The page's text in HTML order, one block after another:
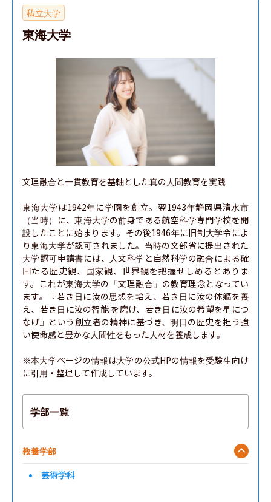
私立大学
東海大学
文理融合と一貫教育を基軸とした真の人間教育を実践
東海大学は1942年に学園を創立。翌1943年静岡県清水市
（当時）に、東海大学の前身である航空科学専門学校を開
設したことに始まります。その後1946年に旧制大学令によ
り東海大学が認可されました。当時の文部省に提出された
大学認可申請書には、人文科学と自然科学の融合による確
固たる歴史観、国家観、世界観を把握せしめるとありま
す。これが東海大学の「文理融合」の教育理念となってい
ます。『若き日に汝の思想を培え、若き日に汝の体軀を養
え、若き日に汝の智能 を磨け、若き日に汝の希望を星につ
なげ』という創立者の精神に基づき、明日の歴史を担う強
い使命感と豊かな人間性をもった人材を養成します。
※本大学ページの情報は大学の公式HPの情報を受験生向け
に引用・整理して作成しています。
学部一覧
教養学部
芸術学科